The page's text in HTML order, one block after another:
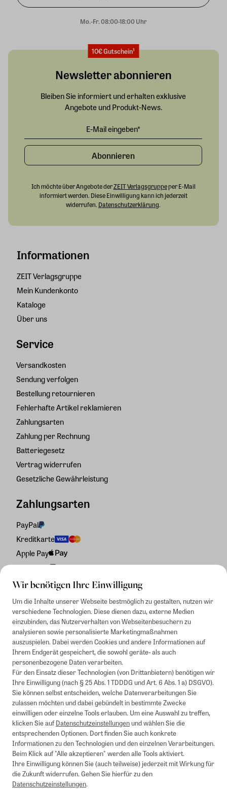
Wir benötigen Ihre Einwilligung
Um die Inhalte unserer Webseite bestmöglich zu gestalten, nutzen wir
verschiedene Technologien. Diese dienen dazu, externe Medien
einzubinden, das Nutzerverhalten von Webseitenbesuchern zu
analysieren sowie personalisierte Marketingmaßnahmen
auszuspielen. Dabei werden Cookies und andere Informationen auf
Ihrem Endgerät gespeichert, die sowohl geräte- als auch
personenbezogene Daten verarbeiten.
Für den Einsatz dieser Technologien (von Drittanbietern) benötigen wir
Ihre Einwilligung (nach § 25 Abs. 1 TDDDG und Art. 6 Abs. 1 a) DSGVO).
Sie können selbst entscheiden, welche Datenverarbeitungen Sie
zulassen möchten und dabei gebündelt in bestimmte Zwecke
einwilligen oder einzelne Tools erlauben. Um eine Auswahl zu treffen,
klicken Sie aufDatenschutzeinstellungenund wählen Sie die
entsprechenden Optionen. Dort finden Sie auch konkrete
Informationen zu den Technologien und den einzelnen Verarbeitungen.
Beim Klick auf "Alle akzeptieren" werden alle Tools aktiviert.
Ihre Einwilligung können Sie (auch teilweise) jederzeit mit Wirkung für
die Zukunft widerrufen. Gehen Sie hierfür zu den
Datenschutzeinstellungen.
Mo.-Fr. 08:00-18:00 Uhr
Informationen
ZEIT Verlagsgruppe
Mein Kundenkonto
Kataloge
Über uns
Service
Versandkosten
Sendung verfolgen
Bestellung retournieren
Fehlerhafte Artikel reklamieren
Zahlungsarten
Zahlung per Rechnung
Batteriegesetz
Vertrag widerrufen
Gesetzliche Gewährleistung
Zahlungsarten
PayPal
Kreditkarte
Apple Pay
Rechnung
10€ Gutschein¹
Newsletter abonnieren
Bleiben Sie informiert und erhalten exklusive
Angebote und Produkt-News.
Abonnieren
Ich möchte über Angebote derZEIT Verlagsgruppeper E-Mail
informiert werden. Diese Einwilligung kann ich jederzeit
widerrufen. Datenschutzerklärung.